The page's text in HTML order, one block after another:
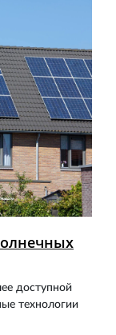
доступной
технологии